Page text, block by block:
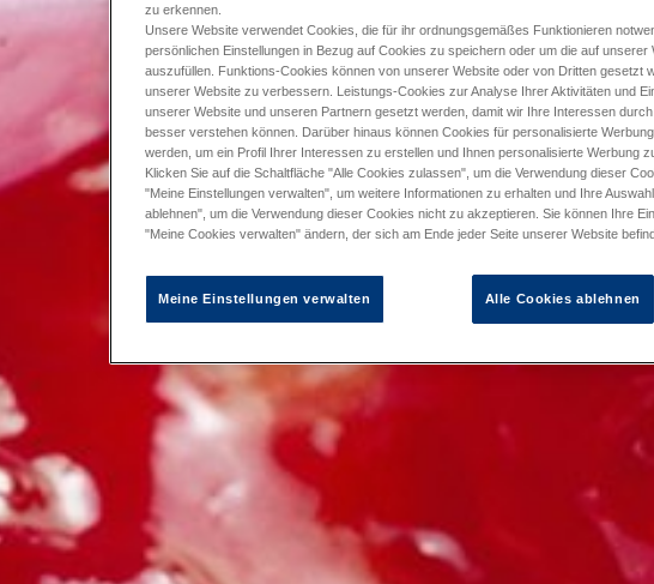
zu erkennen.
Unsere Website verwendet Cookies, die für ihr ordnungsgemäßes Funktionieren
persönlichen Einstellungen in Bezug auf Cookies zu speichern oder um die auf
auszufüllen. Funktions-Cookies können von unserer Website oder von Dritten gesetzt
unserer Website zu verbessern. Leistungs-Cookies zur Analyse Ihrer Aktivitäten und
unserer Website und unseren Partnern gesetzt werden, damit wir Ihre Interessen
besser verstehen können. Darüber hinaus können Cookies für personalisierte
werden, um ein Profil Ihrer Interessen zu erstellen und Ihnen personalisierte Werbung
Klicken Sie auf die Schaltfläche "Alle Cookies zulassen", um die Verwendung dieser
"Meine Einstellungen verwalten", um weitere Informationen zu erhalten und Ihre
ablehnen", um die Verwendung dieser Cookies nicht zu akzeptieren. Sie können Ihre
"Meine Cookies verwalten" ändern, der sich am Ende jeder Seite unserer Website
Meine Einstellungen verwalten Alle Cookies ablehnen